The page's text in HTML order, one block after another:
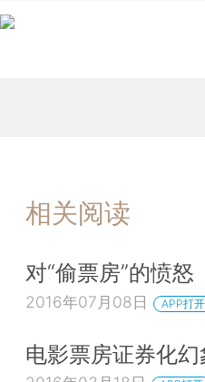
相关阅读
对“偷票房”的愤怒
2016年07月08日 APP打开
电影票房证券化幻